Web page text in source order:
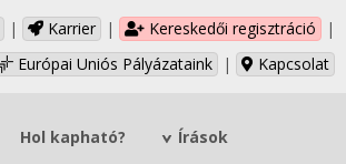
| Karrier | Kereskedői regisztráció
|
Európai Uniós Pályázataink
| Kapcsolat
Hol kapható? Írások